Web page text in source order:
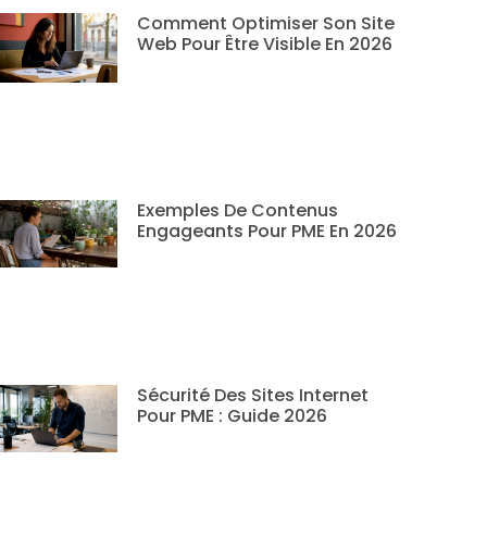
Comment Optimiser Son Site
Web Pour Être Visible En 2026
Exemples De Contenus
Engageants Pour PME En 2026
Sécurité Des Sites Internet
Pour PME : Guide 2026